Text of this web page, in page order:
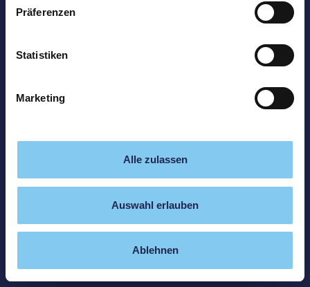
Präferenzen
Statistiken
Marketing
Alle zulassen
Auswahl erlauben
Ablehnen